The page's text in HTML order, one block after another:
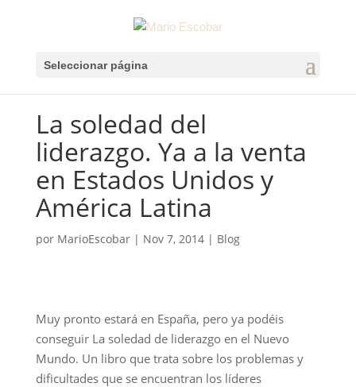
Seleccionar página
La soledad del
liderazgo. Ya a la venta
en Estados Unidos y
América Latina
por MarioEscobar| Nov 7, 2014| Blog
Muy pronto estará en España, pero ya podéis
conseguir La soledad de liderazgo en el Nuevo
Mundo. Un libro que trata sobre los problemas y
dificultades que se encuentran los líderes